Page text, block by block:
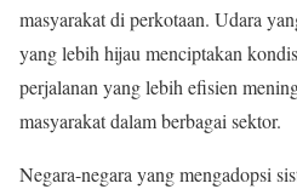
masyarakat di perkotaan. Udara
yang lebih hijau menciptakan
perjalanan yang lebih efisien
masyarakat dalam berbagai sektor.
Negara-negara yang mengadopsi